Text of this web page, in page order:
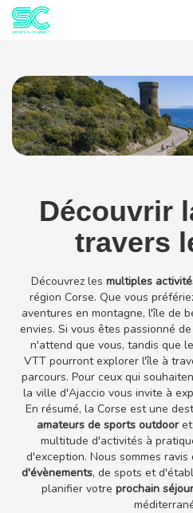
Découvrir
travers
Découvrez les multiples
région Corse. Que vous
aventures en montagne, l'île de
envies. Si vous êtes passionné
n'attend que vous, tandis que
VTT pourront explorer l'île à
parcours. Pour ceux qui
la ville d'Ajaccio vous invite à
En résumé, la Corse est une
amateurs de sports outdoor
multitude d'activités à
d'exception. Nous sommes
d'évènements, de spots et
planifier votre prochain séjour